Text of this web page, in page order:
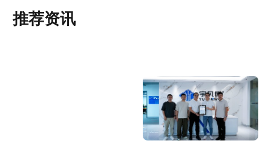
推荐资讯